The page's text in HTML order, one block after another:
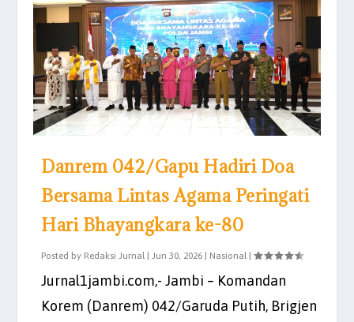
Danrem 042/Gapu Hadiri Doa
Bersama Lintas Agama Peringati
Hari Bhayangkara ke-80
Posted by Redaksi Jurnal |Jun 30, 2026 Nasional |
Jurnal1jambi.com,- Jambi – Komandan
Korem (Danrem) 042/Garuda Putih, Brigjen